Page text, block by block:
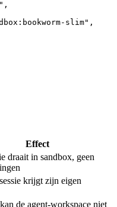
slim",
Effect
draait in sandbox, geen
krijgt zijn eigen
de agent-workspace niet